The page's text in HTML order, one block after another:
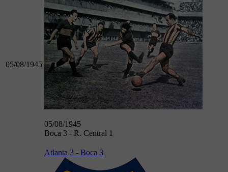
05/08/1945
05/08/1945
Boca 3 - R. Central 1
Atlanta 3 - Boca 3